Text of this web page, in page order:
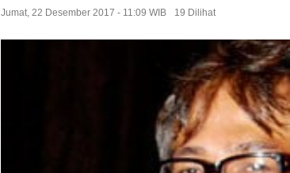
Jumat, 22 Desember 2017 - 11:09 WIB 19 Dilihat